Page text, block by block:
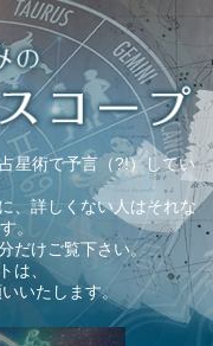
星術で予言（?!）してい
、詳しくない人はそれな
。
だけご覧下さい。
は、
いたします。